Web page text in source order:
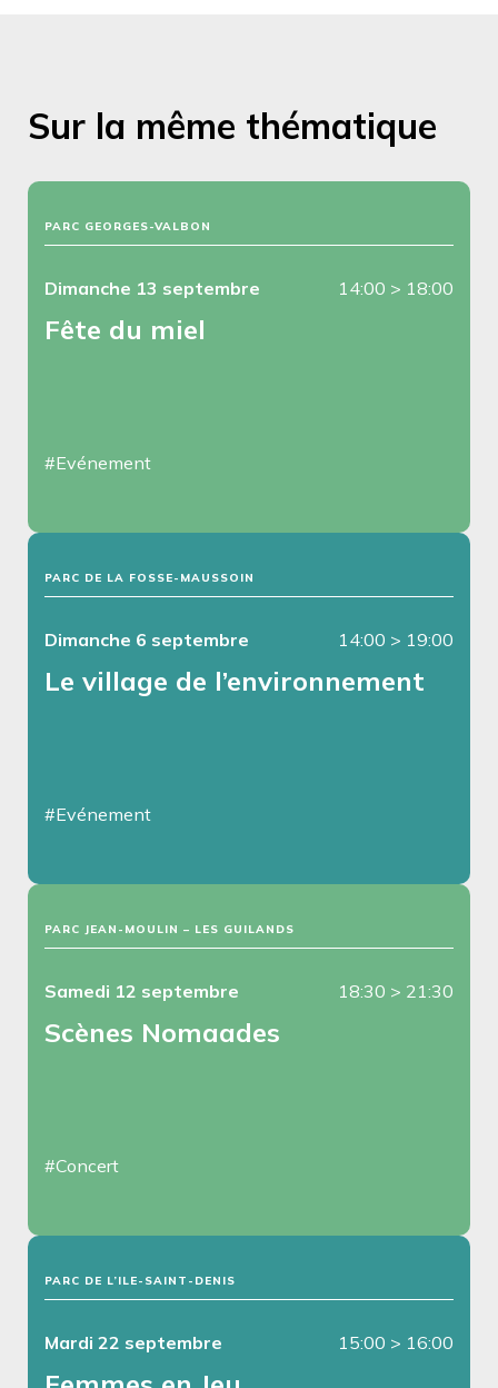
Sur la même thématique
PARC GEORGES-VALBON
Dimanche 13 septembre 14:00 > 18:00
Fête du miel
#Evénement
PARC DE LA FOSSE-MAUSSOIN
Dimanche 6 septembre 14:00 > 19:00
Le village de l’environnement
#Evénement
PARC JEAN-MOULIN – LES GUILANDS
Samedi 12 septembre 18:30 > 21:30
Scènes Nomaades
#Concert
PARC DE L’ILE-SAINT-DENIS
Mardi 22 septembre 15:00 > 16:00